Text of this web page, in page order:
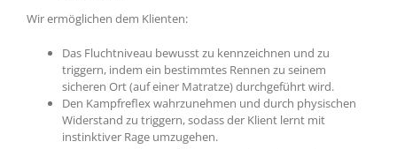
Wir ermöglichen dem Klienten:
Das Fluchtniveau bewusst zu kennzeichnen und zu
triggern, indem ein bestimmtes Rennen zu seinem
sicheren Ort (auf einer Matratze) durchgeführt wird.
Den Kampfreflex wahrzunehmen und durch physischen
Widerstand zu triggern, sodass der Klient lernt mit
instinktiver Rage umzugehen.